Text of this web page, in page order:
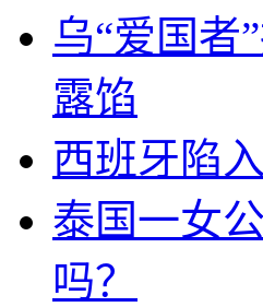
乌“爱国者
露馅
西班牙陷
泰国一女
吗？